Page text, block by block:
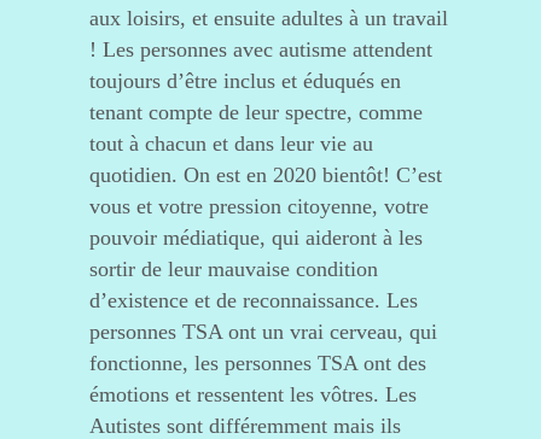
aux loisirs, et ensuite adultes à un travail
! Les personnes avec autisme attendent
toujours d’être inclus et éduqués en
tenant compte de leur spectre, comme
tout à chacun et dans leur vie au
quotidien. On est en 2020 bientôt! C’est
vous et votre pression citoyenne, votre
pouvoir médiatique, qui aideront à les
sortir de leur mauvaise condition
d’existence et de reconnaissance. Les
personnes TSA ont un vrai cerveau, qui
fonctionne, les personnes TSA ont des
émotions et ressentent les vôtres. Les
Autistes sont différemment mais ils